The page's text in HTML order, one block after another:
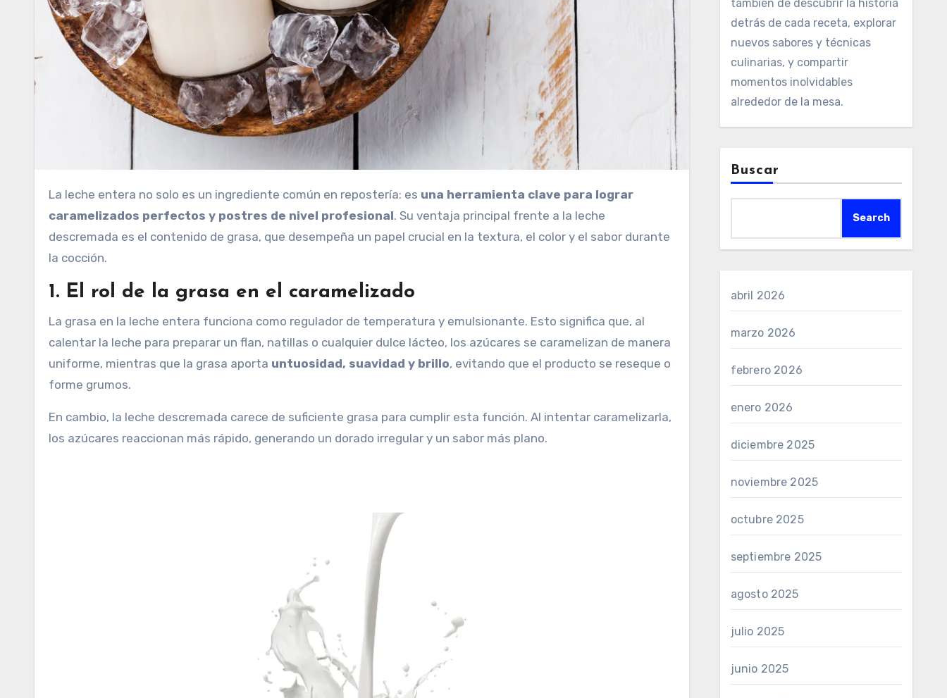
La leche entera no solo es un ingrediente común en repostería: es una herramienta clave para lograr
caramelizados perfectos y postres de nivel profesional. Su ventaja principal frente a la leche
descremada es el contenido de grasa, que desempeña un papel crucial en la textura, el color y el sabor durante
la cocción.
1. El rol de la grasa en el caramelizado
La grasa en la leche entera funciona como regulador de temperatura y emulsionante. Esto significa que, al
calentar la leche para preparar un flan, natillas o cualquier dulce lácteo, los azúcares se caramelizan de manera
uniforme, mientras que la grasa aporta untuosidad, suavidad y brillo, evitando que el producto se reseque o
forme grumos.
En cambio, la leche descremada carece de suficiente grasa para cumplir esta función. Al intentar caramelizarla,
los azúcares reaccionan más rápido, generando un dorado irregular y un sabor más plano.
también de descubrir la historia
detrás de cada receta, explorar
nuevos sabores y técnicas
culinarias, y compartir
momentos inolvidables
alrededor de la mesa.
Buscar
Search
abril 2026
marzo 2026
febrero 2026
enero 2026
diciembre 2025
noviembre 2025
octubre 2025
septiembre 2025
agosto 2025
julio 2025
junio 2025